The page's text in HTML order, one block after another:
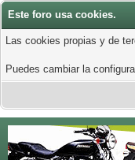
Este foro usa cookies.
Las cookies propias y de
Puedes cambiar la